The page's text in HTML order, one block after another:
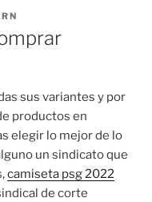
sus variantes y por
productos en
elegir lo mejor de lo
un sindicato que
camiseta psg 2022
de corte